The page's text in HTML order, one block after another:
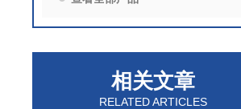
相关文章
RELATED ARTICLES